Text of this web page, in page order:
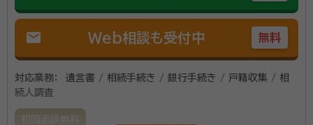
mail Web相談も受付中 無料
対応業務：
遺言書 / 相続手続き / 銀行手続き / 戸籍収集 / 相
続人調査
初回面談無料